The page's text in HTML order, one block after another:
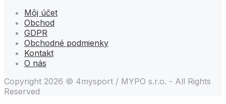
Môj účet
Obchod
GDPR
Obchodné podmienky
Kontakt
O nás
Copyright 2026 © 4mysport / MYPO s.r.o. - All Rights
Reserved